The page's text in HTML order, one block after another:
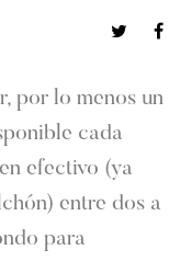
por lo menos un
cada
efectivo (ya
entre dos a
para